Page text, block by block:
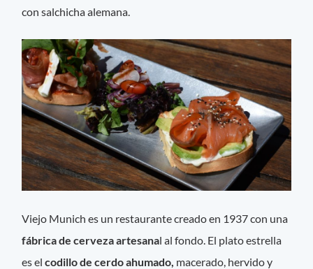
con salchicha alemana.
Viejo Munich es un restaurante creado en 1937 con una
fábrica de cerveza artesanal al fondo. El plato estrella
es elcodillo de cerdo ahumado, macerado, hervido y